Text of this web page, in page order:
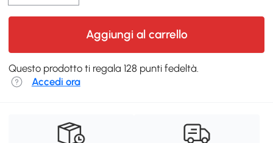
Aggiungi al carrello
Questo prodotto ti regala 128 punti fedeltà.
Accedi ora